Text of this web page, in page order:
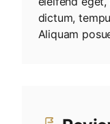
dictum,
Aliquam